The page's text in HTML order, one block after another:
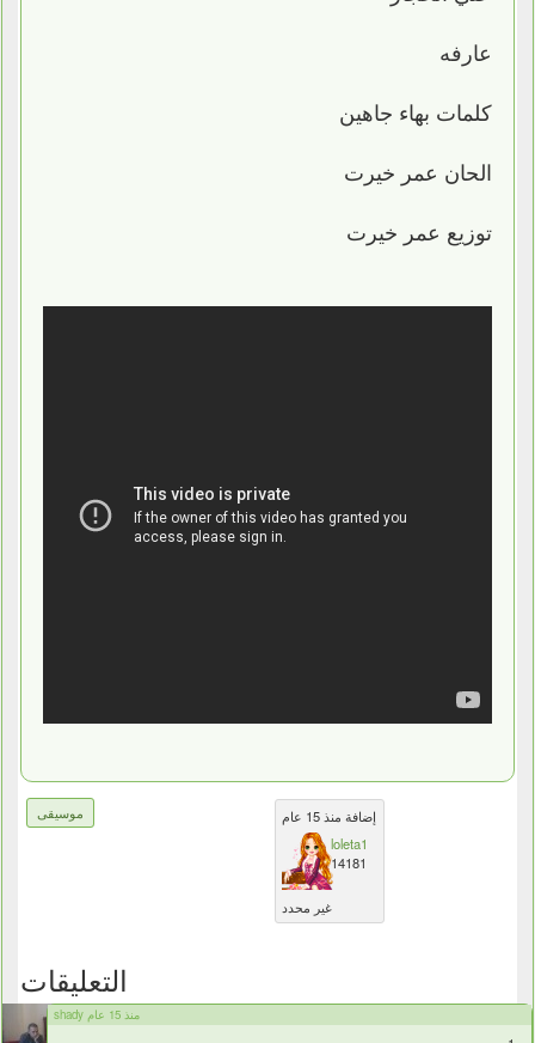
عارفه
كلمات بهاء جاهين
الحان عمر خيرت
توزيع عمر خيرت
موسيقى
إضافة منذ 15 عام
loleta1
14181
غير محدد
التعليقات
shady منذ 15 عام